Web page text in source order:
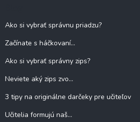
Ako si vybrať správnu priadzu?
Začínate s háčkovaní...
Ako si vybrať správny zips?
Neviete aký zips zvo...
3 tipy na originálne darčeky pre učiteľov
Učitelia formujú naš...